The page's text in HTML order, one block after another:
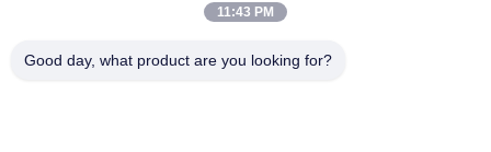
Technology Co., Ltd
11:43 PM
Good day, what product are you looking for?